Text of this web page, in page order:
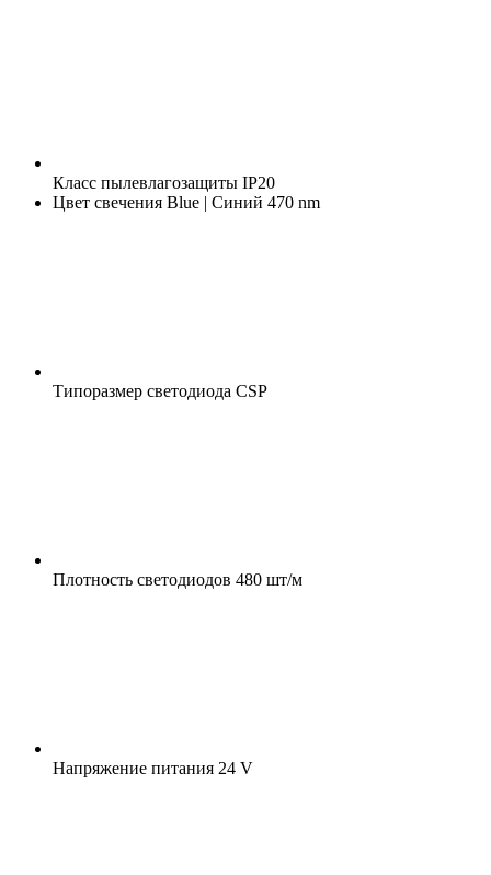
Класс пылевлагозащиты IP20
Цвет свечения Blue | Синий 470 nm
Типоразмер светодиода CSP
Плотность светодиодов 480 шт/м
Напряжение питания 24 V